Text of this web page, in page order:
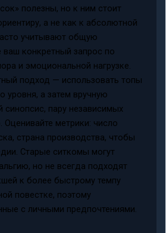
полезны, но к ним стоит
а не как к абсолютной
учитывают общую
ваш конкретный запрос по
и эмоциональной нагрузке.
подход — использовать топы
уровня, а затем вручную
синопсис, пару независимых
Оценивайте метрики: число
страна производства, чтобы
Старые ситкомы могут
но не всегда подходят
к более быстрому темпу
повестке, поэтому
с личными предпочтениями.